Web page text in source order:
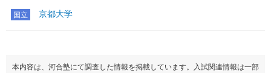
国立 京都大学
本内容は、河合塾にて調査した情報を掲載しています。入試関連情報は一部